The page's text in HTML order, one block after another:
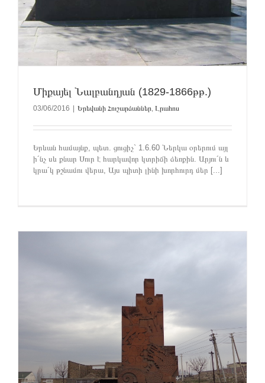
Միքայել Նալբանդյան (1829-1866թթ.)
03/06/2016 Երեվանի Հուշարձաններ, Լրահոս
Երևան համայնք, պետ. ցուցիչ` 1.6.60 Ներկա օրերում այլ
ի´նչ սև քնար Սուր է հարկավոր կտրիճի ձեռքին. Արյու´ն և
կրա´կ թշնամու վերա, Այս պիտի լինի խորհուրդ մեր [...]